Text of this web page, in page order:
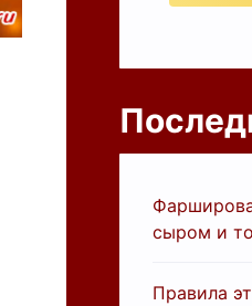
сыром и
Правила